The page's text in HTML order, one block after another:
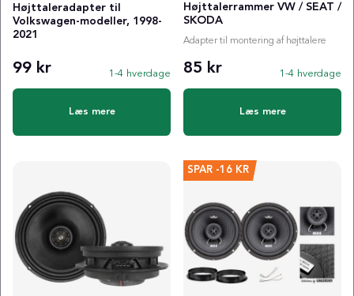
Højttaleradapter til
Volkswagen-modeller, 1998-
2021
99 kr 1-4 hverdage
Læs mere
Højttalerrammer VW / SEAT /
SKODA
Adapter til montering af højttalere
85 kr 1-4 hverdage
Læs mere
SPAR -16 KR